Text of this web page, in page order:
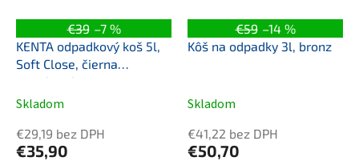
€39 –7 %
KENTA odpadkový koš 5l,
Soft Close, čierna
mat/bambus
Skladom
€29,19 bez DPH
€35,90
€59 –14 %
Kôš na odpadky 3l, bronz
Skladom
€41,22 bez DPH
€50,70